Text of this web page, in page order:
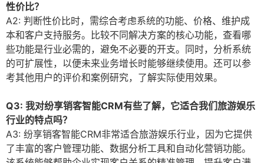
性价比？
A2: 判断性价比时，需综合考虑系统的功能、价格、维护成
本和客户支持服务。比较不同解决方案的核心功能，查看哪
些功能是行业必需的，避免不必要的开支。同时，分析系统
的可扩展性，以便未来业务增长时能够继续使用。还可以参
考其他用户的评价和案例研究，了解实际使用效果。
Q3: 我对纷享销客智能CRM有些了解，它适合我们旅游娱乐
行业的特点吗？
A3: 纷享销客智能CRM非常适合旅游娱乐行业，因为它提供
了丰富的客户管理功能、数据分析工具和自动化营销功能。